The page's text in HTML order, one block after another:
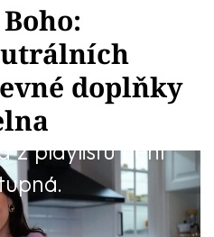
doplňky
z playlistu není
Jitka Boho (32) s
(44)
svého domova na